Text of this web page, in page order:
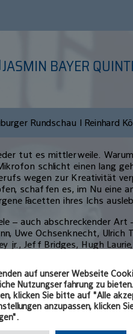
JASMIN BAYER
Rundschau | Reinhard
tut es mittlerweile.
schlicht einen lang
wegen zur Kreativität
schaffen es, im Nu eine
Facetten ihres Ichs
– auch abschreckender Art
Uwe Ochsenknecht, Ulrich
jr., Jeff Bridges, Hugh
Paradigmenwechsel
Und nun vielleicht
in Los Angeles kann auf
zurückblicken. Nach
Bühne zurück; in einem
Sängerin, einer
auch im Neuburger
auf unserer Webseite
Nutzungserfahrung zu
klicken Sie bitte auf "Alle
anzupassen, klicken